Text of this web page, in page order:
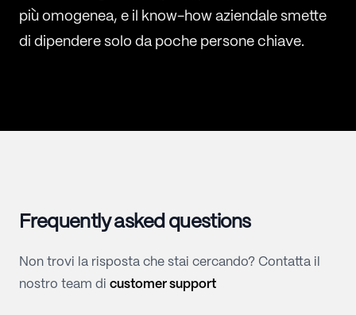
più omogenea, e il know-how aziendale smette
di dipendere solo da poche persone chiave.
Frequently asked questions
Non trovi la risposta che stai cercando? Contatta il
nostro team di customer support